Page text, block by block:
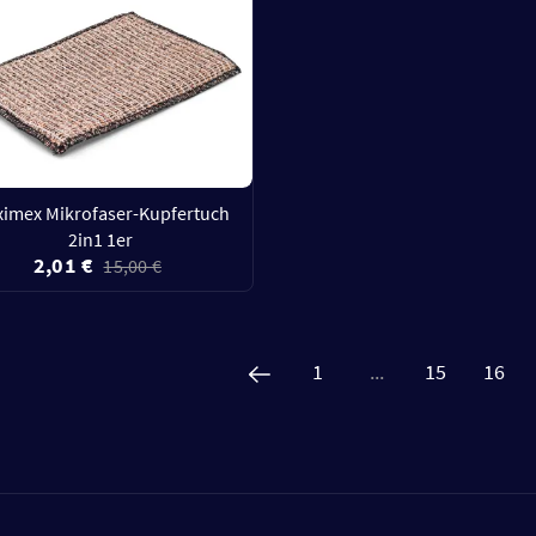
Mikrofaser-Kupfertuch
2in1 1er
2,01 € 15,00 €
1 ... 15 16